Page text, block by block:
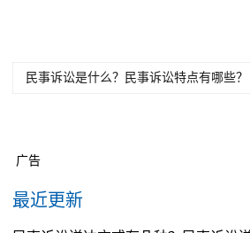
民事诉讼是什么？民事诉讼特点有哪些？
广告
最近更新